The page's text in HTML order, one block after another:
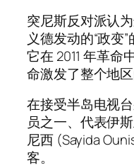
突尼斯反对派认
义德发动的“政变
它在 2011 年革命
命激发了整个地
在接受半岛电视
员之一、代表伊
尼西 (Sayida
客。